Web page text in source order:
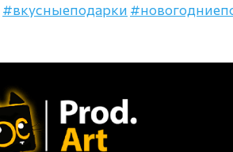
#вкусныеподарки